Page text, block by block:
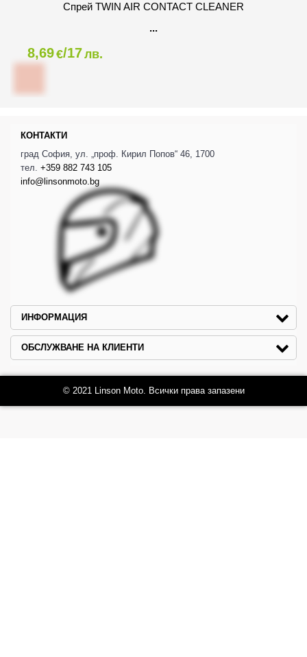
Спрей TWIN AIR CONTACT CLEANER
8,69€/17лв.
КОНТАКТИ
град София, ул. „проф. Кирил Попов“ 46, 1700
тел. +359 882 743 105
info@linsonmoto.bg
ИНФОРМАЦИЯ
ОБСЛУЖВАНЕ НА КЛИЕНТИ
© 2021 Linson Moto. Всички права запазени